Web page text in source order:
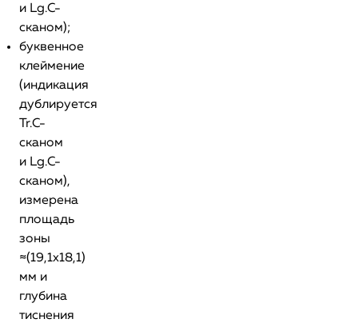
и Lg.С-
сканом);
буквенное
клеймение
(индикация
дублируется
Tr.С-
сканом
и Lg.С-
сканом),
измерена
площадь
зоны
≈(19,1х18,1)
мм и
глубина
тиснения